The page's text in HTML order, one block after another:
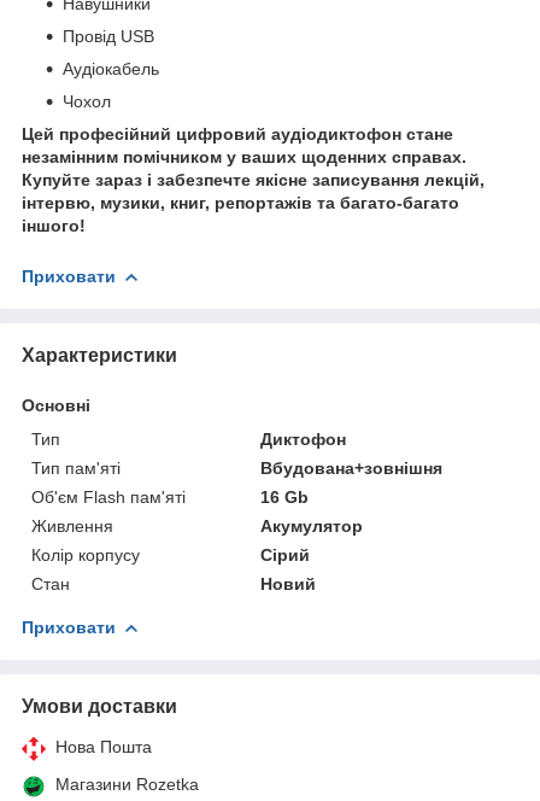
Провід USB
Аудіокабель
Чохол
Цей професійний цифровий аудіодиктофон стане
незамінним помічником у ваших щоденних справах.
Купуйте зараз і забезпечте якісне записування лекцій,
інтервю, музики, книг, репортажів та багато-багато
іншого!
Приховати
Характеристики
Основні
Тип
Диктофон
Тип пам'яті
Вбудована+зовнішня
Об'єм Flash пам'яті
16 Gb
Живлення
Акумулятор
Колір корпусу
Сірий
Стан
Новий
Приховати
Умови доставки
Нова Пошта
Магазини Rozetka